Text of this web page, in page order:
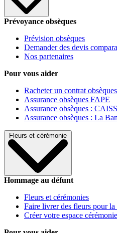
Prévoyance obsèques
Prévision obsèques
Demander des devis
Nos partenaires
Pour vous aider
Racheter un contrat
Assurance obsèques FAPE
Assurance obsèques :
Assurance obsèques : La
Fleurs et cérémonie
Hommage au défunt
Fleurs et cérémonies
Faire livrer des fleurs pour la
Créer votre espace cérémonie